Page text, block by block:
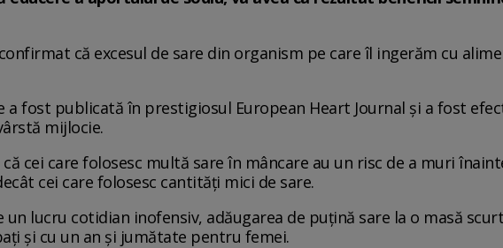
că excesul de sare din organism pe care îl ingerăm cu
a fost publicată în prestigiosul European Heart Journal și a fost
mijlocie.
cei care folosesc multă sare în mâncare au un risc de a muri
cei care folosesc cantități mici de sare.
un lucru cotidian inofensiv, adăugarea de puțină sare la o masă
și cu un an și jumătate pentru femei.